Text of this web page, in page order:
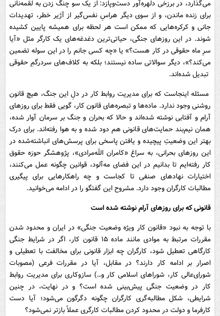
می‌گذارد، در برزخی دلهره‌آور دست‌وپازد: از یک سو چنگ زدن به لقمه‌نانی
برای زنده ماندن، و از سوی دیگر هراسِ نفس‌گیر از آژیر خطر، تهدیدات
جانی و کرکره‌هایی که ممکن است هر لحظه برای همیشه پایین کشیده
شوند. در این روزهای جنگی، حیاتی‌ترین دغدغه‌های یک کارگر مثل «آیا
سرِ ماه حقوقی در کار هست؟» یا «چه کسی جانم را در این سوله تضمین
می‌کند؟»، دیگر سوالاتی ساده نیستند؛ بلکه به کلاف‌های سردرگمِ حقوقی
تبدیل شده‌اند.
مسئله اینجاست که برای مدیریت روابط کار در دلِ این جنگ، هیچ قانون
روشنی وجود ندارد. ماده‌ها و تبصره‌های قانون کار، گویی فقط برای روزهای
آرام و آفتابی نوشته شده‌اند و حالا که بحران و جنگ بر سرمان آوار شده،
همان نیم‌بند حمایت‌های قانونی هم دود شده و به هوا رفته‌اند. برای درک
بهتر این وضعیتِ پیچیده و یافتن پاسخی برای پرسش‌های انباشته‌شده در
این روزهای بحرانی، به سراغ «کامران الله‌مرادی»، پژوهشگر حوزه حقوق
کار رفته‌ایم تا بدانیم در این فضای مه‌آلود، قوانین چگونه عمل می‌کنند،
اختیارات نهادهای صنفی تا کجاست و چه راهکارهایی برای پیگیری
مطالبات کارگران وجود دارد. مشروح این گفتگو را در ادامه می‌خوانید.
قانونی که برای روزهای آرام نوشته شده است
با توجه به نبود «قانون کار ویژه وضعیت جنگی» در ایران و محدود شدن
مقررات مرتبط به موادی مانند ماده ۱۵ قانون کار، اگر در شرایط جنگی
کارگاهی تعطیل شود، کارگران چه ابزار قانونی برای مخالفت با تعطیلی و
اصرار بر ادامه کار دارند؟ در مقابل، آیا در مقررات فرعی (مصوبات
شورای‌عالی کار، شوراهای اسلامی کار و…) سازوکاری برای مدیریت روابط
کار در وضعیت جنگی پیش‌بینی شده است؟ و در نهایت، در چنین
شرایطی، شکل مطالبه‌گری کارگران چگونه دگرگون می‌شود؛ آیا دست
کارفرما و دولت در محدود کردن مطالبات کارگری عملاً بازتر نمی‌شود؟